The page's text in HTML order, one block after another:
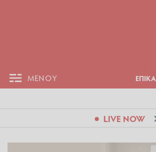
ΜΕΝΟΥ
LIVE NOW